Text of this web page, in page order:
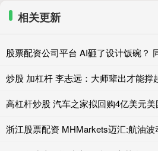
相关更新
高杠杆炒股 汽车之家拟回购4亿美元
浙江股票配资 MHMarkets迈汇:航油